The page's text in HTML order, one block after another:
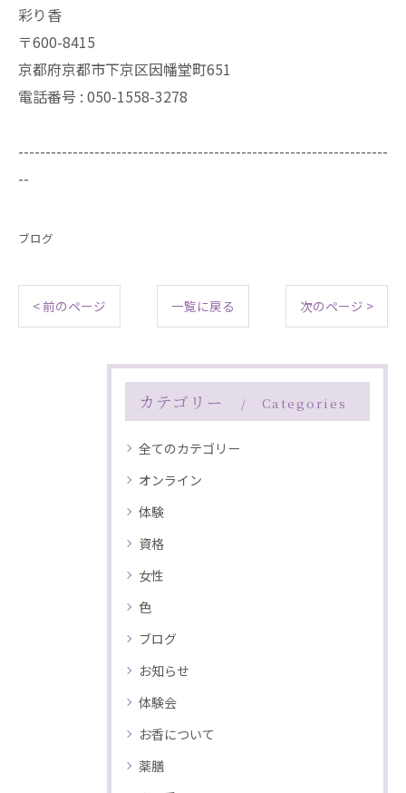
彩り香
〒600-8415
京都府京都市下京区因幡堂町651
電話番号 : 050-1558-3278
--------------------------------------------------------------------
--
ブログ
< 前のページ 一覧に戻る 次のページ >
カテゴリー Categories
全てのカテゴリー
オンライン
体験
資格
女性
色
ブログ
お知らせ
体験会
お香について
薬膳